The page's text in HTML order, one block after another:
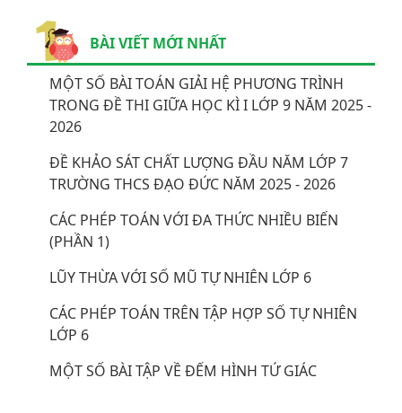
BÀI VIẾT MỚI NHẤT
MỘT SỐ BÀI TOÁN GIẢI HỆ PHƯƠNG TRÌNH
TRONG ĐỀ THI GIỮA HỌC KÌ I LỚP 9 NĂM 2025 -
2026
ĐỀ KHẢO SÁT CHẤT LƯỢNG ĐẦU NĂM LỚP 7
TRƯỜNG THCS ĐẠO ĐỨC NĂM 2025 - 2026
CÁC PHÉP TOÁN VỚI ĐA THỨC NHIỀU BIẾN
(PHẦN 1)
LŨY THỪA VỚI SỐ MŨ TỰ NHIÊN LỚP 6
CÁC PHÉP TOÁN TRÊN TẬP HỢP SỐ TỰ NHIÊN
LỚP 6
MỘT SỐ BÀI TẬP VỀ ĐẾM HÌNH TỨ GIÁC